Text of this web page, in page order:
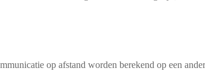
op afstand worden berekend op een